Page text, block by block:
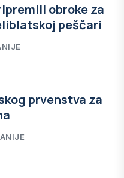
obroke za
peščari
prvenstva za